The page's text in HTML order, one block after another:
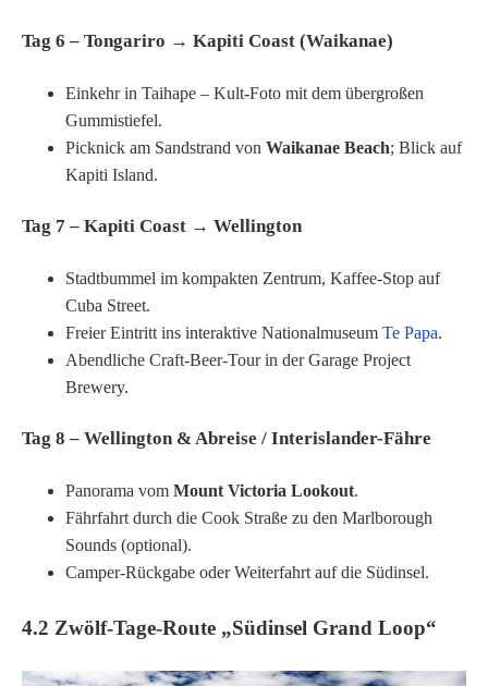
Tag 6 – Tongariro → Kapiti Coast (Waikanae)
Einkehr in Taihape – Kult-Foto mit dem übergroßen
Gummistiefel.
Picknick am Sandstrand von Waikanae Beach; Blick auf
Kapiti Island.
Tag 7 – Kapiti Coast → Wellington
Stadtbummel im kompakten Zentrum, Kaffee-Stop auf
Cuba Street.
Freier Eintritt ins interaktive Nationalmuseum Te Papa.
Abendliche Craft-Beer-Tour in der Garage Project
Brewery.
Tag 8 – Wellington & Abreise / Interislander-Fähre
Panorama vom Mount Victoria Lookout.
Fährfahrt durch die Cook Straße zu den Marlborough
Sounds (optional).
Camper-Rückgabe oder Weiterfahrt auf die Südinsel.
4.2 Zwölf-Tage-Route „Südinsel Grand Loop“